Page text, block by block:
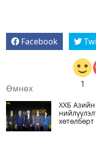
Facebook
1
Өмнөх
ХХБ
нийлүүлэлтийн
хөтөлбөрт